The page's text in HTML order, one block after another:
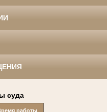
суда
работы